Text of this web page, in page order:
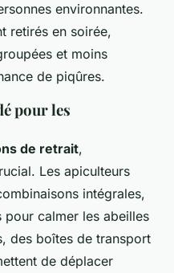
environnantes.
retirés en soirée,
et moins
de piqûres.
pour les
de retrait,
Les apiculteurs
intégrales,
calmer les abeilles
des boîtes de transport
de déplacer